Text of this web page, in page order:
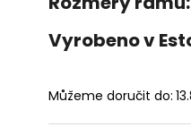
Vyrobeno v
Můžeme doručit do: